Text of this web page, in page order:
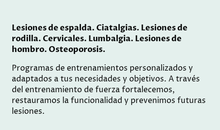
Lesiones de espalda. Ciatalgias. Lesiones de
rodilla. Cervicales. Lumbalgia. Lesiones de
hombro. Osteoporosis.
Programas de entrenamientos personalizados y
adaptados a tus necesidades y objetivos. A través
del entrenamiento de fuerza fortalecemos,
restauramos la funcionalidad y prevenimos futuras
lesiones.